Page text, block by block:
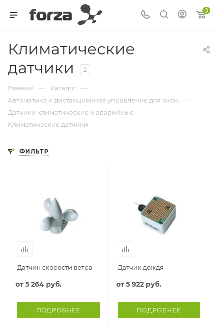
0
Климатические
датчики
2
Главная — Каталог —
Автоматика и дистанционное управление для окон —
Датчики климатические и аварийные —
Климатические датчики
ФИЛЬТР
Датчик скорости ветра
от5 264 руб.
ПОДРОБНЕЕ
Датчик дождя
от5 922 руб.
ПОДРОБНЕЕ